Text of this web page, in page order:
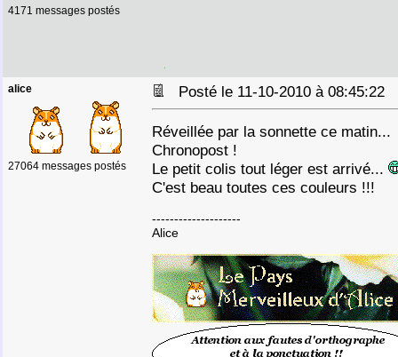
4171 messages postés
alice
27064 messages postés
Posté le 11-10-2010 à 08:45:22
Réveillée par la sonnette ce matin...
Chronopost !
Le petit colis tout léger est arrivé...
C'est beau toutes ces couleurs !!!
--------------------
Alice